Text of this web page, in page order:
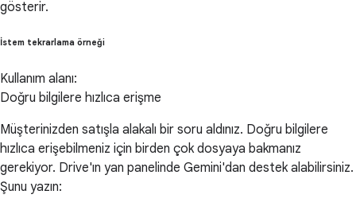
gösterir.
İstem tekrarlama örneği
Kullanım alanı:
Doğru bilgilere hızlıca erişme
Müşterinizden satışla alakalı bir soru aldınız. Doğru bilgilere
hızlıca erişebilmeniz için birden çok dosyaya bakmanız
gerekiyor. Drive'ın yan panelinde Gemini'dan destek alabilirsiniz.
Şunu yazın: